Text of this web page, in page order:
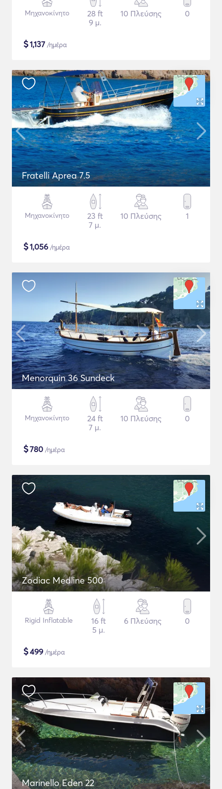
Μηχανοκίνητο
28 ft
9 μ.
10 Πλεύσης 0
$1,137 /ημέρα
Fratelli Aprea 7.5
Μηχανοκίνητο
23 ft
7 μ.
10 Πλεύσης 1
$1,056 /ημέρα
Menorquin 36 Sundeck
Μηχανοκίνητο
24 ft
7 μ.
10 Πλεύσης 0
$780 /ημέρα
Zodiac Medline 500
Rigid Inflatable
16 ft
5 μ.
6 Πλεύσης 0
$499 /ημέρα
Marinello Eden 22